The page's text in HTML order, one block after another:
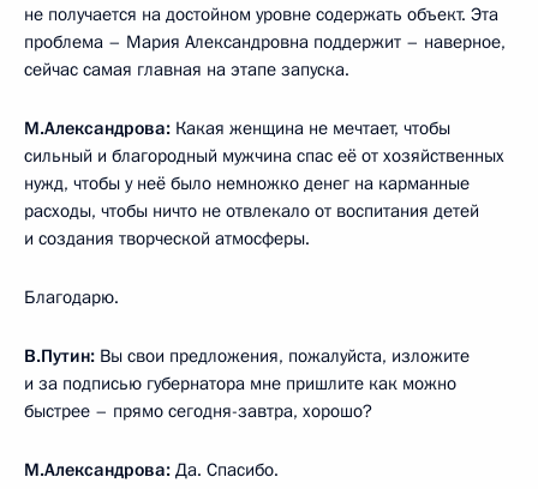
не получается на достойном уровне содержать объект. Эта
проблема – Мария Александровна поддержит – наверное,
сейчас самая главная на этапе запуска.
М.Александрова: Какая женщина не мечтает, чтобы
сильный и благородный мужчина спас её от хозяйственных
нужд, чтобы у неё было немножко денег на карманные
расходы, чтобы ничто не отвлекало от воспитания детей
и создания творческой атмосферы.
Благодарю.
В.Путин: Вы свои предложения, пожалуйста, изложите
и за подписью губернатора мне пришлите как можно
быстрее – прямо сегодня-завтра, хорошо?
М.Александрова: Да. Спасибо.